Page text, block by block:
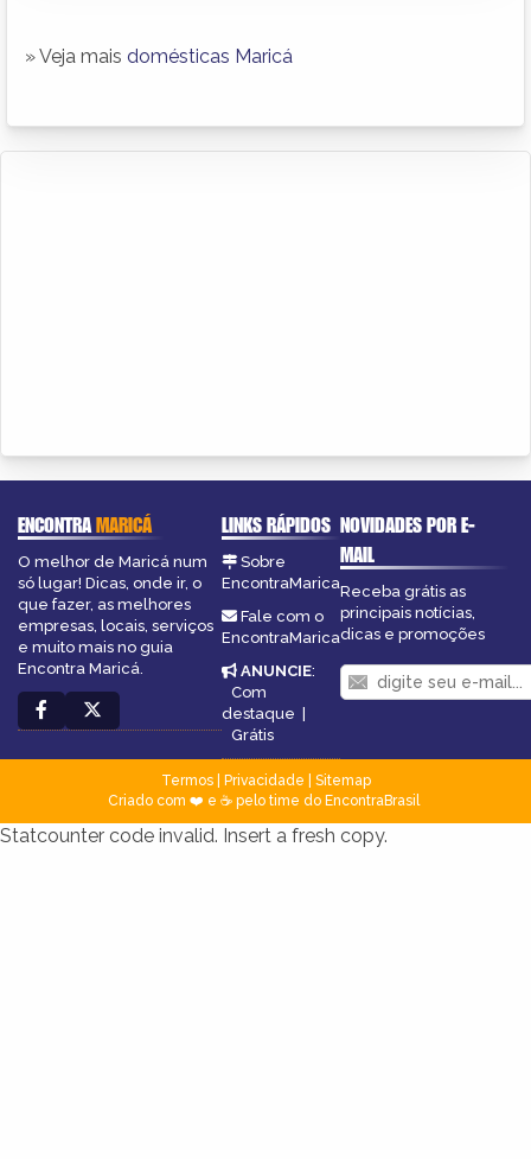
» Veja mais domésticas Maricá
ENCONTRAMARICÁ
O melhor de Maricá num
só lugar! Dicas, onde ir, o
que fazer, as melhores
empresas, locais, serviços
e muito mais no guia
Encontra Maricá.
LINKS RÁPIDOS
Sobre
EncontraMarica
Fale com o
EncontraMarica
ANUNCIE:
Com
destaque |
Grátis
NOVIDADES POR E-
MAIL
Receba grátis as
principais notícias,
dicas e promoções
Termos| Privacidade
Sitemap
Criado com ❤️ e ☕ pelo time do EncontraBrasil
Statcounter code invalid. Insert a fresh copy.